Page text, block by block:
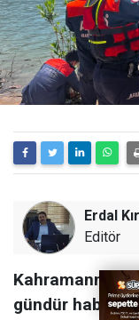
Erdal Kır
Editör
gündür haber